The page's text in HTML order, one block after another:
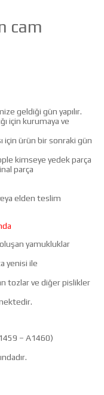
cam
geldiği gün yapılır.
için kurumaya ve
için ürün bir sonraki gün
kimseye yedek parça
parça
elden teslim
yamukluklar
yenisi ile
tozlar ve diğer pislikler
– A1460)